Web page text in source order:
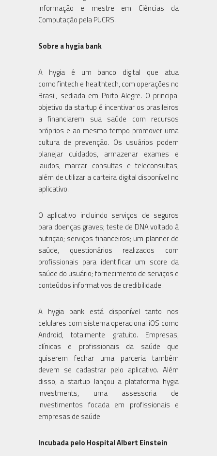
Informação e mestre em Ciências da
Computação pela PUCRS.
Sobre a hygia bank
A hygia é um banco digital que atua
como fintech e healthtech, com operações no
Brasil, sediada em Porto Alegre. O principal
objetivo da startup é incentivar os brasileiros
a financiarem sua saúde com recursos
próprios e ao mesmo tempo promover uma
cultura de prevenção. Os usuários podem
planejar cuidados, armazenar exames e
laudos, marcar consultas e teleconsultas,
além de utilizar a carteira digital disponível no
aplicativo.
O aplicativo incluindo serviços de seguros
para doenças graves; teste de DNA voltado à
nutrição; serviços financeiros; um planner de
saúde, questionários realizados com
profissionais para identificar um score da
saúde do usuário; fornecimento de serviços e
conteúdos informativos de credibilidade.
A hygia bank está disponível tanto nos
celulares com sistema operacional iOS como
Android, totalmente gratuito. Empresas,
clínicas e profissionais da saúde que
quiserem fechar uma parceria também
devem se cadastrar pelo aplicativo. Além
disso, a startup lançou a plataforma hygia
Investments, uma assessoria de
investimentos focada em profissionais e
empresas de saúde.
Incubada pelo Hospital Albert Einstein